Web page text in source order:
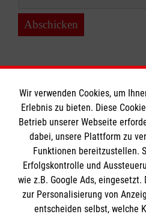
Abschicken
Informationen
Impressum
Datenschutz
Kontakt
Die Malteser
Wir verwenden Cookies, um
Erlebnis zu bieten. Diese
Betrieb unserer Webseite
dabei, unsere Plattform zu
Funktionen bereitzustellen.
Erfolgskontrolle und
wie z.B. Google Ads, eingesetzt.
zur Personalisierung von
entscheiden selbst, welche